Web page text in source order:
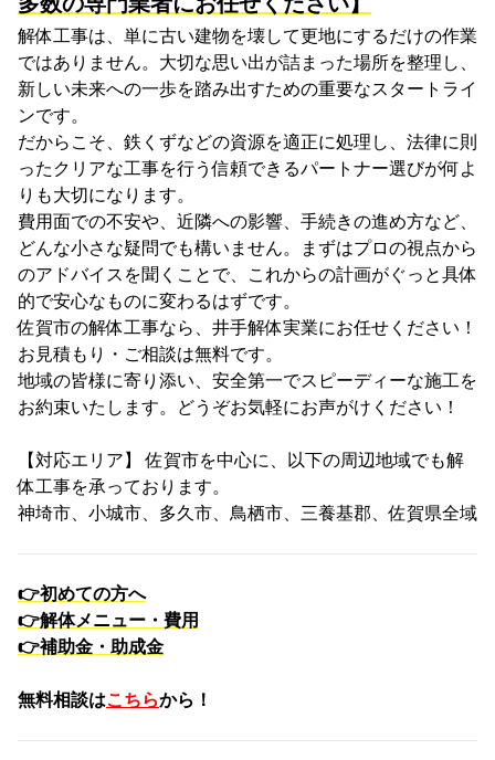
解体工事は、単に古い建物を壊して更地にするだけの作業
ではありません。大切な思い出が詰まった場所を整理し、
新しい未来への一歩を踏み出すための重要なスタートライ
ンです。
だからこそ、鉄くずなどの資源を適正に処理し、法律に則
ったクリアな工事を行う信頼できるパートナー選びが何よ
りも大切になります。
費用面での不安や、近隣への影響、手続きの進め方など、
どんな小さな疑問でも構いません。まずはプロの視点から
のアドバイスを聞くことで、これからの計画がぐっと具体
的で安心なものに変わるはずです。
佐賀市の解体工事なら、井手解体実業にお任せください！
お見積もり・ご相談は無料です。
地域の皆様に寄り添い、安全第一でスピーディーな施工を
お約束いたします。どうぞお気軽にお声がけください！
【対応エリア】 佐賀市を中心に、以下の周辺地域でも解
体工事を承っております。
神埼市、小城市、多久市、鳥栖市、三養基郡、佐賀県全域
👉初めての方へ
👉解体メニュー・費用
👉補助金・助成金
無料相談はこちらから！